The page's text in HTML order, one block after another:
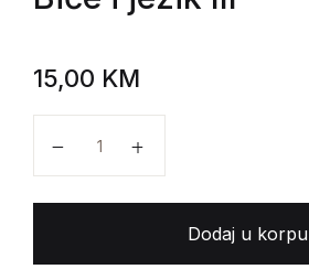
15,00 KM
Dodaj u korpu